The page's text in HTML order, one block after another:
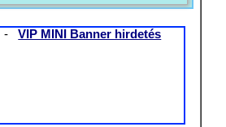
-VIP MINI Banner hirdetés